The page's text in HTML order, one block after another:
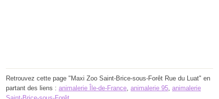
Retrouvez cette page "Maxi Zoo Saint-Brice-sous-Forêt Rue du Luat" en
partant des liens : animalerie Île-de-France animalerie 95 animalerie